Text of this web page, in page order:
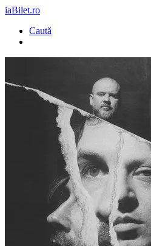
iaBilet.ro
Caută